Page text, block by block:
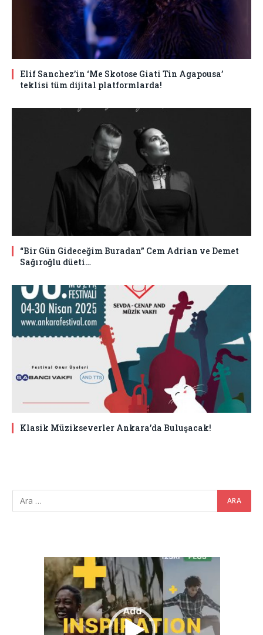
Elif Sanchez’in ‘Me Skotose Giati Tin Agapousa’
teklisi tüm dijital platformlarda!
“Bir Gün Gideceğim Buradan” Cem Adrian ve Demet
Sağıroğlu düeti…
Klasik Müzikseverler Ankara’da Buluşacak!
Video
oynatıcı